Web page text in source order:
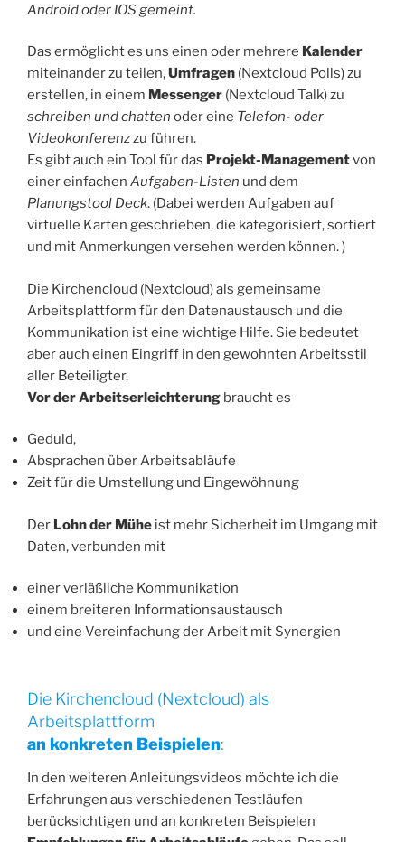
Android oder IOS gemeint.
Das ermöglicht es uns einen oder mehrere Kalender
miteinander zu teilen,Umfragen (Nextcloud Polls) zu
erstellen, in einem Messenger (Nextcloud Talk) zu
schreiben und chatten oder eine Telefon- oder
Videokonferenzzu führen.
Es gibt auch ein Tool für das Projekt-Managementvon
einer einfachen Aufgaben-Listen und dem
Planungstool Deck. (Dabei werden Aufgaben auf
virtuelle Karten geschrieben, die kategorisiert, sortiert
und mit Anmerkungen versehen werden können. )
Die Kirchencloud (Nextcloud) als gemeinsame
Arbeitsplattform für den Datenaustausch und die
Kommunikation ist eine wichtige Hilfe. Sie bedeutet
aber auch einen Eingriff in den gewohnten Arbeitsstil
aller Beteiligter.
Vor der Arbeitserleichterung braucht es
Geduld,
Absprachen über Arbeitsabläufe
Zeit für die Umstellung und Eingewöhnung
Der Lohn der Mühe ist mehr Sicherheit im Umgang mit
Daten, verbunden mit
einer verläßliche Kommunikation
einem breiteren Informationsaustausch
und eine Vereinfachung der Arbeit mit Synergien
Die Kirchencloud (Nextcloud) als
Arbeitsplattform
an konkreten Beispielen:
In den weiteren Anleitungsvideos möchte ich die
Erfahrungen aus verschiedenen Testläufen
berücksichtigen und an konkreten Beispielen